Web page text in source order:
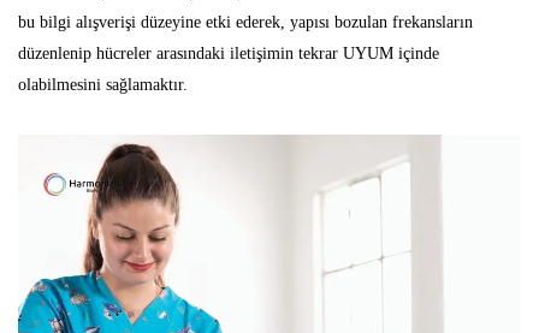
bu bilgi alışverişi düzeyine etki ederek, yapısı bozulan frekansların
düzenlenip hücreler arasındaki iletişimin tekrar UYUM içinde
olabilmesini sağlamaktır.